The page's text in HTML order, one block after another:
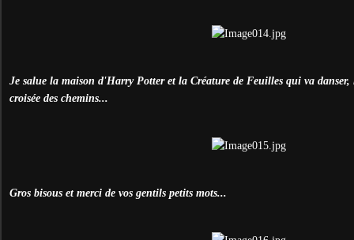
Je salue la maison d'Harry Potter et la Créature de Feuilles qui va
croisée des chemins...
Gros bisous et merci de vos gentils petits mots...